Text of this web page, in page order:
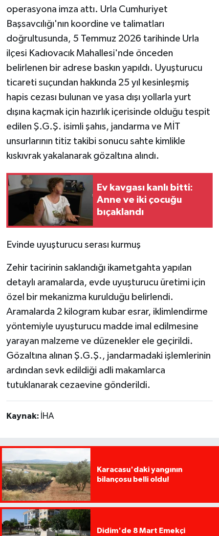
operasyona imza attı. Urla Cumhuriyet
Başsavcılığı'nın koordine ve talimatları
doğrultusunda, 5 Temmuz 2026 tarihinde Urla
ilçesi Kadıovacık Mahallesi'nde önceden
belirlenen bir adrese baskın yapıldı. Uyuşturucu
ticareti suçundan hakkında 25 yıl kesinleşmiş
hapis cezası bulunan ve yasa dışı yollarla yurt
dışına kaçmak için hazırlık içerisinde olduğu tespit
edilen Ş.G.Ş. isimli şahıs, jandarma ve MİT
unsurlarının titiz takibi sonucu sahte kimlikle
kıskıvrak yakalanarak gözaltına alındı.
Ev kavgası kanlı bitti:
Anne ve iki çocuğu
bıçaklandı
Evinde uyuşturucu serası kurmuş
Zehir tacirinin saklandığı ikametgahta yapılan
detaylı aramalarda, evde uyuşturucu üretimi için
özel bir mekanizma kurulduğu belirlendi.
Aramalarda 2 kilogram kubar esrar, iklimlendirme
yöntemiyle uyuşturucu madde imal edilmesine
yarayan malzeme ve düzenekler ele geçirildi.
Gözaltına alınan Ş.G.Ş., jandarmadaki işlemlerinin
ardından sevk edildiği adli makamlarca
tutuklanarak cezaevine gönderildi.
Kaynak: İHA
Karacasu'daki yangının
bilançosu belli oldu!
Didim'de 8 Mart Emekçi